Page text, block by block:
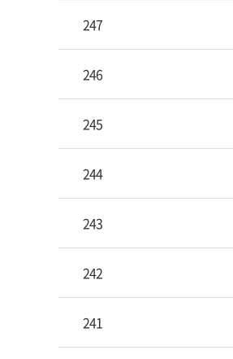
247
246
245
244
243
242
241